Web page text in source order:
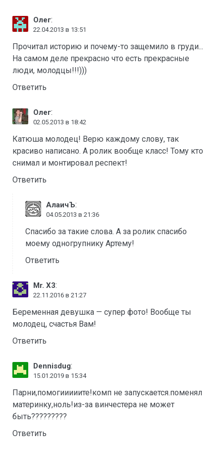
Олег:
22.04.2013 в 13:51
Прочитал историю и почему-то защемило в груди...
На самом деле прекрасно что есть прекрасные
люди, молодцы!!!)))
Ответить
Олег:
02.05.2013 в 18:42
Катюша молодец! Верю каждому слову, так
красиво написано. А ролик вообще класс! Тому кто
снимал и монтировал респект!
Ответить
АлаичЪ:
04.05.2013 в 21:36
Спасибо за такие слова. А за ролик спасибо
моему одногрупнику Артему!
Ответить
Мr. X3:
22.11.2016 в 21:27
Беременная девушка — супер фото! Вообще ты
молодец, счастья Вам!
Ответить
Dennisdug:
15.01.2019 в 15:34
Парни,помогииииите!комп не запускается.поменял
материнку,ноль!из-за винчестера не может
быть?????????
Ответить